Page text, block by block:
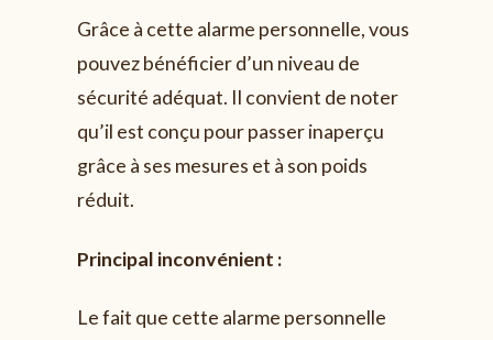
Grâce à cette alarme personnelle, vous
pouvez bénéficier d’un niveau de
sécurité adéquat. Il convient de noter
qu’il est conçu pour passer inaperçu
grâce à ses mesures et à son poids
réduit.
Principal inconvénient :
Le fait que cette alarme personnelle